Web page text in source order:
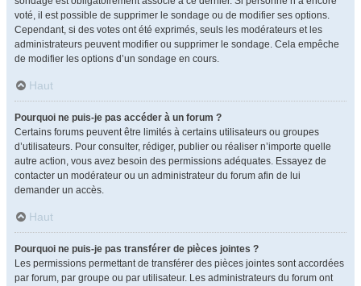
voté, il est possible de supprimer le sondage ou de modifier ses options.
Cependant, si des votes ont été exprimés, seuls les modérateurs et les
administrateurs peuvent modifier ou supprimer le sondage. Cela empêche
de modifier les options d’un sondage en cours.
Haut
Pourquoi ne puis-je pas accéder à un forum ?
Certains forums peuvent être limités à certains utilisateurs ou groupes
d’utilisateurs. Pour consulter, rédiger, publier ou réaliser n’importe quelle
autre action, vous avez besoin des permissions adéquates. Essayez de
contacter un modérateur ou un administrateur du forum afin de lui
demander un accès.
Haut
Pourquoi ne puis-je pas transférer de pièces jointes ?
Les permissions permettant de transférer des pièces jointes sont accordées
par forum, par groupe ou par utilisateur. Les administrateurs du forum ont